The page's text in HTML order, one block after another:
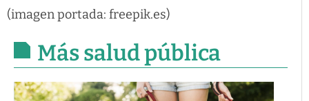
(imagen portada: freepik.es)
Más salud pública